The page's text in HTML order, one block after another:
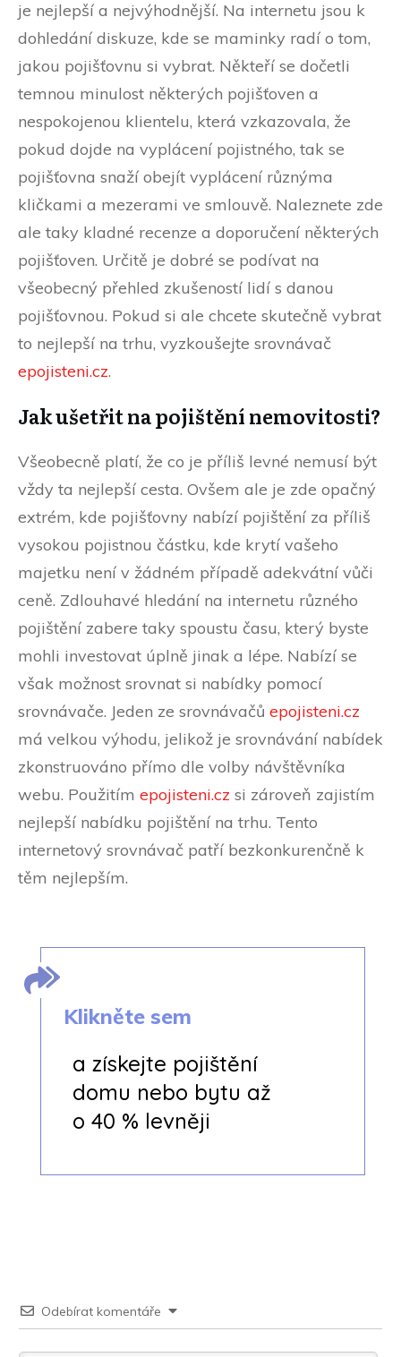
je nejlepší a nejvýhodnější. Na internetu jsou k
dohledání diskuze, kde se maminky radí o tom,
jakou pojišťovnu si vybrat. Někteří se dočetli
temnou minulost některých pojišťoven a
nespokojenou klientelu, která vzkazovala, že
pokud dojde na vyplácení pojistného, tak se
pojišťovna snaží obejít vyplácení různýma
kličkami a mezerami ve smlouvě. Naleznete zde
ale taky kladné recenze a doporučení některých
pojišťoven. Určitě je dobré se podívat na
všeobecný přehled zkušeností lidí s danou
pojišťovnou. Pokud si ale chcete skutečně vybrat
to nejlepší na trhu, vyzkoušejte srovnávač
epojisteni.cz.
Jak ušetřit na pojištění nemovitosti?
Všeobecně platí, že co je příliš levné nemusí být
vždy ta nejlepší cesta. Ovšem ale je zde opačný
extrém, kde pojišťovny nabízí pojištění za příliš
vysokou pojistnou částku, kde krytí vašeho
majetku není v žádném případě adekvátní vůči
ceně. Zdlouhavé hledání na internetu různého
pojištění zabere taky spoustu času, který byste
mohli investovat úplně jinak a lépe. Nabízí se
však možnost srovnat si nabídky pomocí
srovnávače. Jeden ze srovnávačů epojisteni.cz
má velkou výhodu, jelikož je srovnávání nabídek
zkonstruováno přímo dle volby návštěvníka
webu. Použitím epojisteni.cz si zároveň zajistím
nejlepší nabídku pojištění na trhu. Tento
internetový srovnávač patří bezkonkurenčně k
těm nejlepším.
Klikněte sem
a získejte pojištění
domu nebo bytu až
o 40 % levněji
Odebírat komentáře